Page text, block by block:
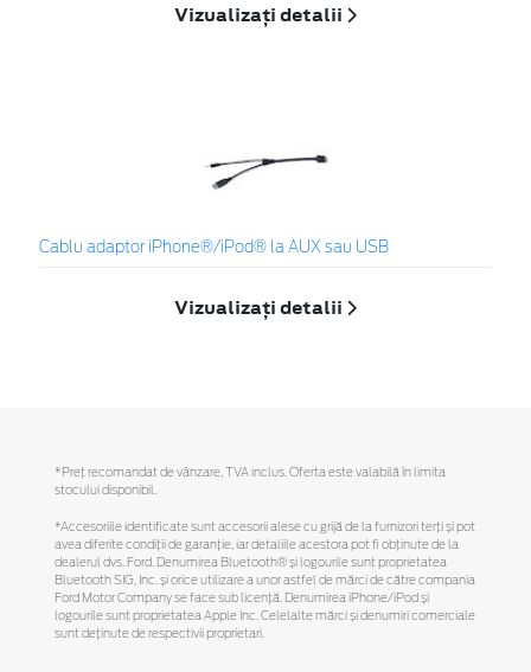
Vizualizați detalii
Cablu adaptor iPhone®/iPod® la AUX sau USB
Vizualizați detalii
*Preţ recomandat de vânzare, TVA inclus. Oferta este valabilă în limita
stocului disponibil.
*Accesoriile identificate sunt accesorii alese cu grijă de la furnizori terți și pot
avea diferite condiții de garanție, iar detaliile acestora pot fi obținute de la
dealerul dvs. Ford. Denumirea Bluetooth® și logourile sunt proprietatea
Bluetooth SIG, Inc. și orice utilizare a unor astfel de mărci de către compania
Ford Motor Company se face sub licență. Denumirea iPhone/iPod și
logourile sunt proprietatea Apple Inc. Celelalte mărci și denumiri comerciale
sunt deținute de respectivii proprietari.